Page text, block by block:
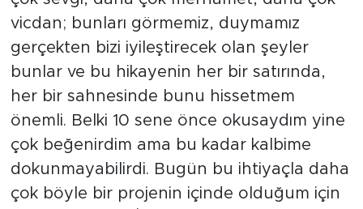
vicdan; bunları görmemiz, duymamız
gerçekten bizi iyileştirecek olan şeyler
bunlar ve bu hikayenin her bir satırında,
her bir sahnesinde bunu hissetmem
önemli. Belki 10 sene önce okusaydım yine
çok beğenirdim ama bu kadar kalbime
dokunmayabilirdi. Bugün bu ihtiyaçla daha
çok böyle bir projenin içinde olduğum için